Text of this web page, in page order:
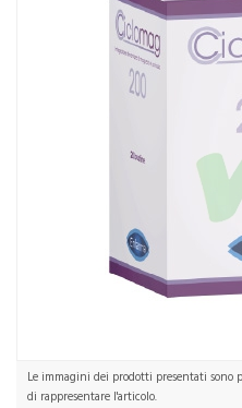
Le immagini dei prodotti presentati sono
di rappresentare l'articolo.